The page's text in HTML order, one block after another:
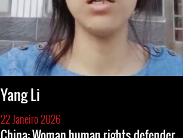
Yang Li
22 Janeiro 2026